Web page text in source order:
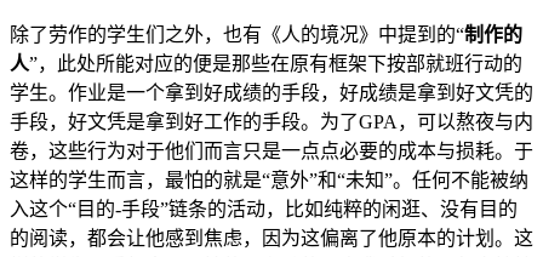
除了劳作的学生们之外，也有《人的境况》中提到的“制作的
人”，此处所能对应的便是那些在原有框架下按部就班行动的
学生。作业是一个拿到好成绩的手段，好成绩是拿到好文凭的
手段，好文凭是拿到好工作的手段。为了GPA，可以熬夜与内
卷，这些行为对于他们而言只是一点点必要的成本与损耗。于
这样的学生而言，最怕的就是“意外”和“未知”。任何不能被纳
入这个“目的-手段”链条的活动，比如纯粹的闲逛、没有目的
的阅读，都会让他感到焦虑，因为这偏离了他原本的计划。这